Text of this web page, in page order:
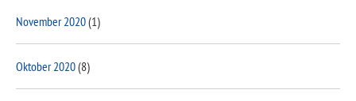
November 2020(1)
Oktober 2020(8)